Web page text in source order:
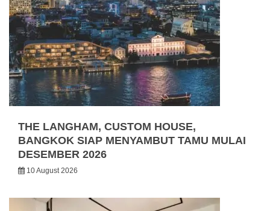
THE LANGHAM, CUSTOM HOUSE,
BANGKOK SIAP MENYAMBUT TAMU MULAI
DESEMBER 2026
10 August 2026